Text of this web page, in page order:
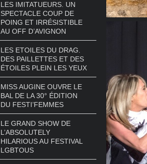
LES IMITATUEURS. UN
SPECTACLE COUP DE
POING ET IRRÉSISTIBLE
AU OFF D’AVIGNON
LES ETOILES DU DRAG.
DES PAILLETTES ET DES
ÉTOILES PLEIN LES YEUX
MISS AUGINE OUVRE LE
BAL DE LA 30° ÉDITION
DU FESTI’FEMMES
LE GRAND SHOW DE
L’ABSOLUTELY
HILARIOUS AU FESTIVAL
LGBTOUS